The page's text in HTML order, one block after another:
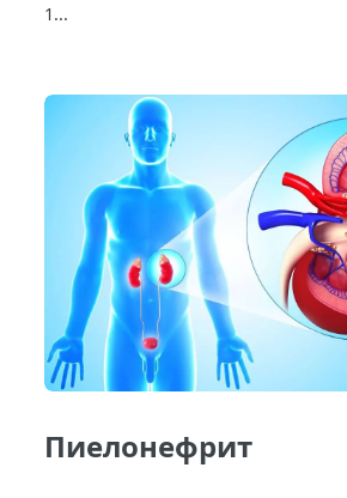
1...
Пиелонефрит